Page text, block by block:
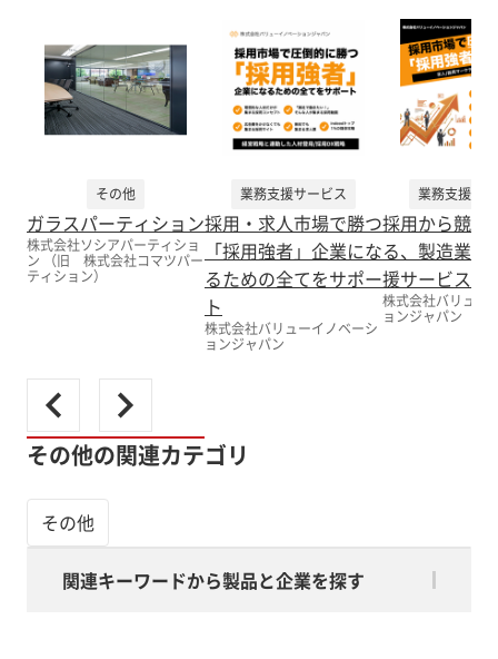
その他
ガラスパーティション
株式会社ソシアパーティショ
ン （旧 株式会社コマツパー
ティション）
業務支援サービス
採用・求人市場で勝つ
「採用強者」企業にな
るための全てをサポー
ト
株式会社バリューイノベーシ
ョンジャパン
業務支援サ
採用から競争
る、製造業向
援サービス
株式会社バリュー
ョンジャパン
その他の関連カテゴリ
その他
関連キーワードから製品と企業を探す